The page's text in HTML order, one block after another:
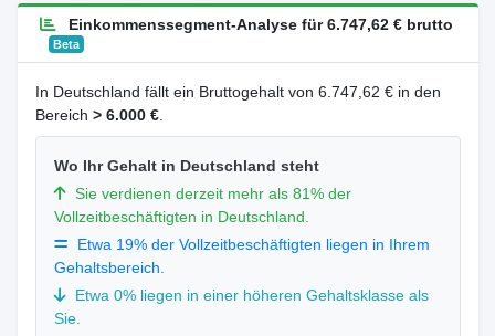
Einkommenssegment-Analyse für 6.747,62 € brutto
Beta
In Deutschland fällt ein Bruttogehalt von 6.747,62 € in den
Bereich > 6.000 €.
Wo Ihr Gehalt in Deutschland steht
Sie verdienen derzeit mehr als 81% der
Vollzeitbeschäftigten in Deutschland.
Etwa 19% der Vollzeitbeschäftigten liegen in Ihrem
Gehaltsbereich.
Etwa 0% liegen in einer höheren Gehaltsklasse als
Sie.